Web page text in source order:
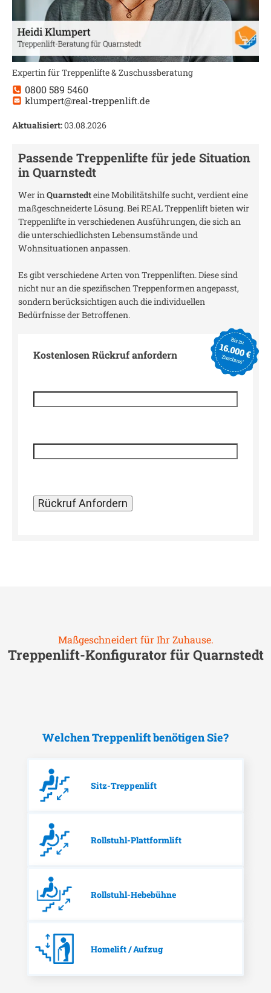
Expertin für Treppenlifte & Zuschussberatung
0800 589 5460
klumpert@real-treppenlift.de
Aktualisiert:03.08.2026
Passende Treppenlifte für jede Situation
inQuarnstedt
Wer inQuarnstedteine Mobilitätshilfe sucht, verdient eine
maßgeschneiderte Lösung. Bei REAL Treppenlift bieten wir
Treppenlifte in verschiedenen Ausführungen, die sich an
die unterschiedlichsten Lebensumstände und
Wohnsituationen anpassen.
Es gibt verschiedene Arten von Treppenliften. Diese sind
nicht nur an die spezifischen Treppenformen angepasst,
sondern berücksichtigen auch die individuellen
Bedürfnisse der Betroffenen.
Kostenlosen Rückruf anfordern
Maßgeschneidert für Ihr Zuhause.
Treppenlift-Konfigurator fürQuarnstedt
Welchen Treppenlift benötigen Sie?
Sitz-Treppenlift
Rollstuhl-Plattformlift
Rollstuhl-Hebebühne
Homelift / Aufzug